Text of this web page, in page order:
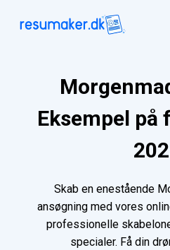
Eksempel på
Skab en enestående
ansøgning med vores
professionelle
specialer. Få din